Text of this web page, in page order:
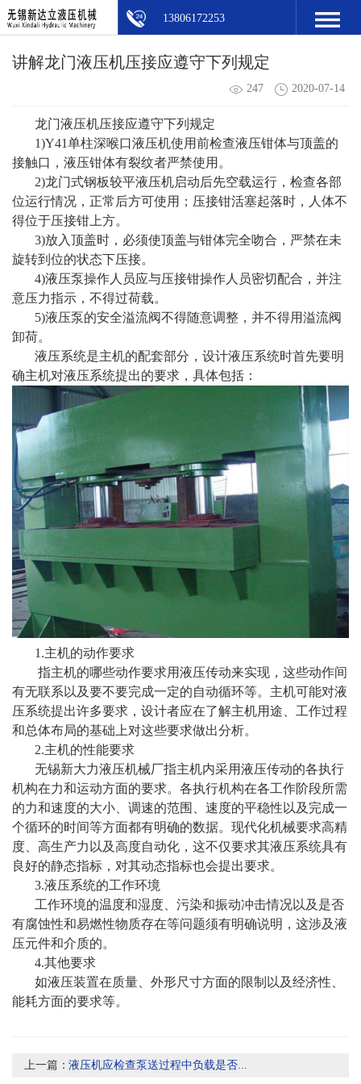
13806172253
讲解龙门液压机压接应遵守下列规定
247 2020-07-14
龙门液压机压接应遵守下列规定
1)Y41单柱深喉口液压机使用前检查液压钳体与顶盖的
接触口，液压钳体有裂纹者严禁使用。
2)龙门式钢板较平液压机启动后先空载运行，检查各部
位运行情况，正常后方可使用；压接钳活塞起落时，人体不
得位于压接钳上方。
3)放入顶盖时，必须使顶盖与钳体完全吻合，严禁在未
旋转到位的状态下压接。
4)液压泵操作人员应与压接钳操作人员密切配合，并注
意压力指示，不得过荷载。
5)液压泵的安全溢流阀不得随意调整，并不得用溢流阀
卸荷。
液压系统是主机的配套部分，设计液压系统时首先要明
确主机对液压系统提出的要求，具体包括：
1.主机的动作要求
指主机的哪些动作要求用液压传动来实现，这些动作间
有无联系以及要不要完成一定的自动循环等。主机可能对液
压系统提出许多要求，设计者应在了解主机用途、工作过程
和总体布局的基础上对这些要求做出分析。
2.主机的性能要求
无锡新大力液压机械厂指主机内采用液压传动的各执行
机构在力和运动方面的要求。各执行机构在各工作阶段所需
的力和速度的大小、调速的范围、速度的平稳性以及完成一
个循环的时间等方面都有明确的数据。现代化机械要求高精
度、高生产力以及高度自动化，这不仅要求其液压系统具有
良好的静态指标，对其动态指标也会提出要求。
3.液压系统的工作环境
工作环境的温度和湿度、污染和振动冲击情况以及是否
有腐蚀性和易燃性物质存在等问题须有明确说明，这涉及液
压元件和介质的。
4.其他要求
如液压装置在质量、外形尺寸方面的限制以及经济性、
能耗方面的要求等。
上一篇：液压机应检查泵送过程中负载是否...